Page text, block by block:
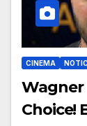
CINEMA
Wagner
Choice!